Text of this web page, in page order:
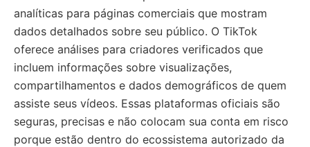
analíticas para páginas comerciais que mostram
dados detalhados sobre seu público. O TikTok
oferece análises para criadores verificados que
incluem informações sobre visualizações,
compartilhamentos e dados demográficos de quem
assiste seus vídeos. Essas plataformas oficiais são
seguras, precisas e não colocam sua conta em risco
porque estão dentro do ecossistema autorizado da